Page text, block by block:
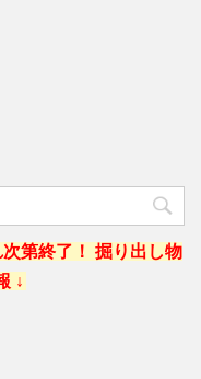
第終了！ 掘り出し物
↓